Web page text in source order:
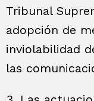
Tribunal
adopción de
inviolabilidad
las